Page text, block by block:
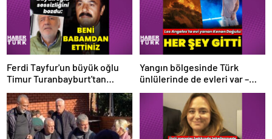
Ferdi Tayfur'un büyük oğlu
Timur Turanbayburt'tan
Yangın bölgesinde Türk
ünlülerinde de evleri var –